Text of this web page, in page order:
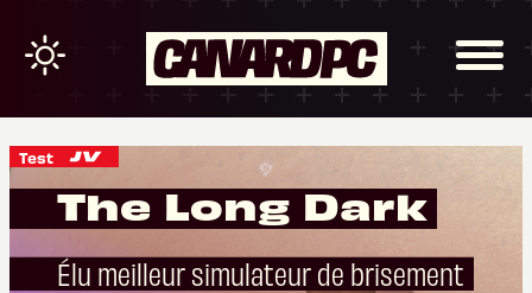
Test
The Long Dark
Élu meilleur simulateur de brisement